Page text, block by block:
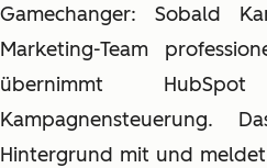
Gamechanger: Sobald
Marketing-Team
übernimmt
Kampagnensteuerung.
Hintergrund mit und